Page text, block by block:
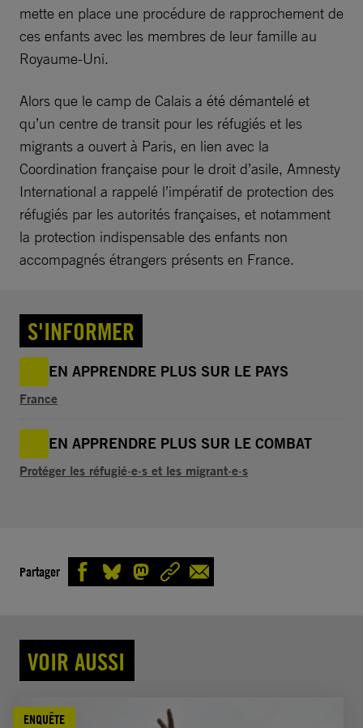
mette en place une procédure de rapprochement de
ces enfants avec les membres de leur famille au
Royaume-Uni.
Alors que le camp de Calais a été démantelé et
qu’un centre de transit pour les réfugiés et les
migrants a ouvert à Paris, en lien avec la
Coordination française pour le droit d’asile, Amnesty
International a rappelé l’impératif de protection des
réfugiés par les autorités françaises, et notamment
la protection indispensable des enfants non
accompagnés étrangers présents en France.
S'INFORMER
EN APPRENDRE PLUS SUR LE PAYS
France
EN APPRENDRE PLUS SUR LE COMBAT
Protéger les réfugié·e·s et les migrant·e·s
Partager
VOIR AUSSI
ENQUÊTE